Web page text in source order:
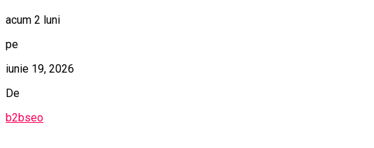
acum 2 luni
pe
iunie 19, 2026
De
b2bseo